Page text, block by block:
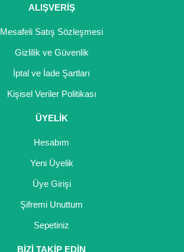
ALIŞVERİŞ
Mesafeli Satış Sözleşmesi
Gizlilik ve Güvenlik
İptal ve İade Şartları
Kişisel Veriler Politikası
ÜYELİK
Hesabım
Yeni Üyelik
Üye Girişi
Şifremi Unuttum
Sepetiniz
BİZİ TAKİP EDİN